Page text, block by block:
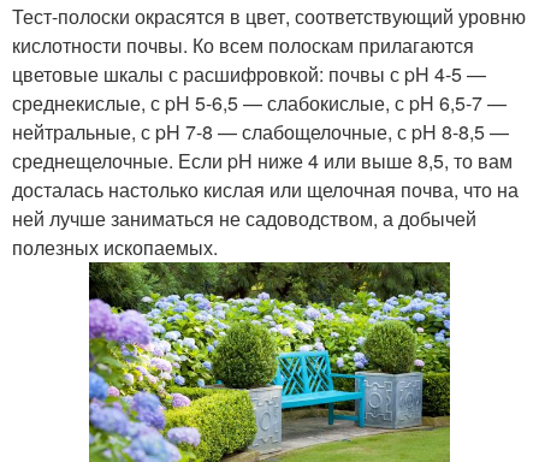
Тест-полоски окрасятся в цвет, соответствующий уровню
кислотности почвы. Ко всем полоскам прилагаются
цветовые шкалы с расшифровкой: почвы с pH 4-5 —
среднекислые, с pH 5-6,5 — слабокислые, с pH 6,5-7 —
нейтральные, с pH 7-8 — слабощелочные, с pH 8-8,5 —
среднещелочные. Если pH ниже 4 или выше 8,5, то вам
досталась настолько кислая или щелочная почва, что на
ней лучше заниматься не садоводством, а добычей
полезных ископаемых.